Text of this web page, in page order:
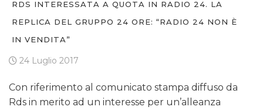
RDS INTERESSATA A QUOTA IN RADIO 24. LA
REPLICA DEL GRUPPO 24 ORE: “RADIO 24 NON È
IN VENDITA”
24 Luglio 2017
Con riferimento al comunicato stampa diffuso da
Rds in merito ad un interesse per un’alleanza